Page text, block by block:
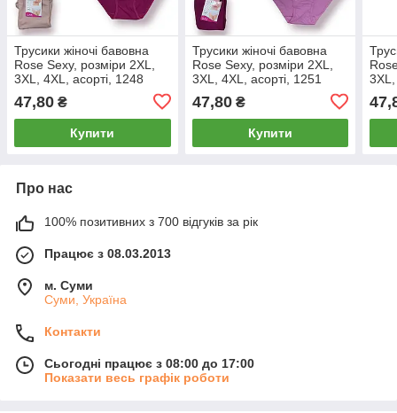
Трусики жіночі бавовна
Rose Sexy, розміри 2XL,
3XL, 4XL, асорті, 1248
47,80 ₴
Купити
Трусики жіночі бавовна
Rose Sexy, розміри 2XL,
3XL, 4XL, асорті, 1251
47,80₴
Купити
Про нас
100% позитивних з 700 відгуків за рік
Працює з 08.03.2013
м. Суми
Суми, Україна
Контакти
Сьогодні працює з 08:00 до 17:00
Показати весь графік роботи